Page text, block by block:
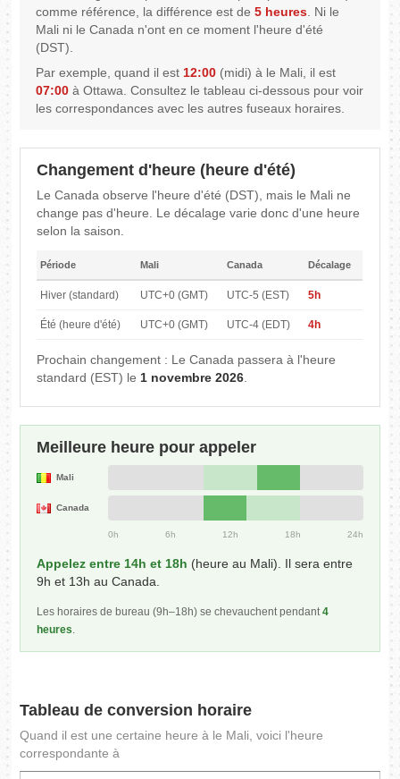
comme référence, la différence est de5 heures. Ni le
Mali ni le Canada n'ont en ce moment l'heure d'été
(DST).
Par exemple, quand il est12:00 (midi) à le Mali, il est
07:00 à Ottawa. Consultez le tableau ci-dessous pour voir
les correspondances avec les autres fuseaux horaires.
Changement d'heure (heure d'été)
Le Canada observe l'heure d'été (DST), mais le Mali ne
change pas d'heure. Le décalage varie donc d'une heure
selon la saison.
Période Mali Canada Décalage
Hiver (standard) UTC+0 (GMT) UTC-5 (EST) 5h
Été (heure d'été) UTC+0 (GMT) UTC-4 (EDT) 4h
Prochain changement : Le Canada passera à l'heure
standard (EST) le1 novembre 2026.
Meilleure heure pour appeler
Mali
Canada
0h 6h 12h 18h 24h
Appelez entre 14h et 18h (heure au Mali). Il sera entre
9h et 13h au Canada.
Les horaires de bureau (9h–18h) se chevauchent pendant4
heures.
Tableau de conversion horaire
Quand il est une certaine heure à le Mali, voici l'heure
correspondante à